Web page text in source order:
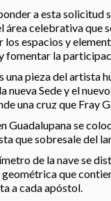
a esta solicitud
área celebrativa que
espacios y
fomentar la
una pieza del artista
nueva Sede y el
una cruz que Fray
Guadalupana se
que sobresale del
de la nave se
geométrica que
a cada apóstol.